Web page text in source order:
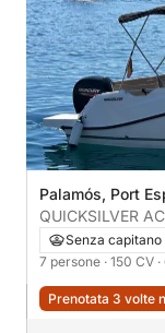
Palamós, Port
QUICKSILVER
Senza capitano
7 persone · 150 CV
Prenotata 3 volte